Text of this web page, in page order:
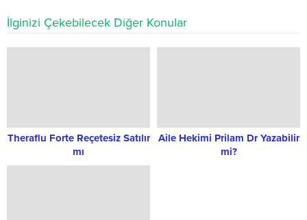
İlginizi Çekebilecek Diğer Konular
Theraflu Forte Reçetesiz Satılır
mı
Aile Hekimi Prilam Dr Yazabilir
mi?